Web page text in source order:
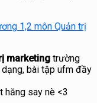
1,2 môn Quản trị
marketing trường
bài tập ufm đầy
hăng say nè <3